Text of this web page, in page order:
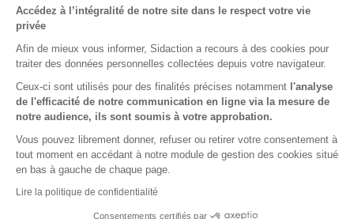
Accédez à l’intégralité de notre site dans le respect votre vie
privée
Afin de mieux vous informer, Sidaction a recours à des cookies pour
traiter des données personnelles collectées depuis votre navigateur.
Ceux-ci sont utilisés pour des finalités précises notamment l'analyse
de l'efficacité de notre communication en ligne via la mesure de
notre audience, ils sont soumis à votre approbation.
Vous pouvez librement donner, refuser ou retirer votre consentement à
tout moment en accédant à notre module de gestion des cookies situé
en bas à gauche de chaque page.
Lire la politique de confidentialité
Consentements certifiés par
MENTIONS LÉGALES
CONDITIONS D’UTILISATION ET PROTECTION DES DONNÉES
COOKIES
This site uses cookies and gives you control over what you want to
En savoir plus